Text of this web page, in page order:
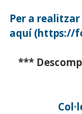
Per a
aquí (https://
***